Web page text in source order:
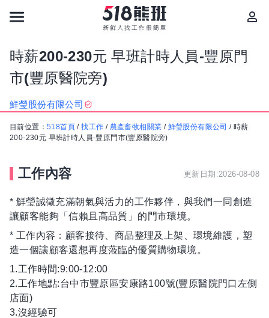
時薪200-230元 早班計時人員-豐原門
市(豐原醫院旁)
鮮瑩股份有限公司
目前位置： 518首頁 /找工作 / 農產畜牧相關業 / 鮮瑩股份有限公司 /時薪
200-230元 早班計時人員-豐原門市(豐原醫院旁)
工作內容 更新日期:2026-08-08
* 鮮瑩誠徵充滿朝氣與活力的工作夥伴，與我們一同創造
讓顧客能夠「信賴且高品質」的門市環境。
* 工作內容：顧客接待、商品整理及上架、環境維護，塑
造一個讓顧客還想再度蒞臨的優質購物環境。
1.工作時間:9:00-12:00
2.工作地點:台中市豐原區安康路100號(豐原醫院門口左側
店面)
3.沒經驗可